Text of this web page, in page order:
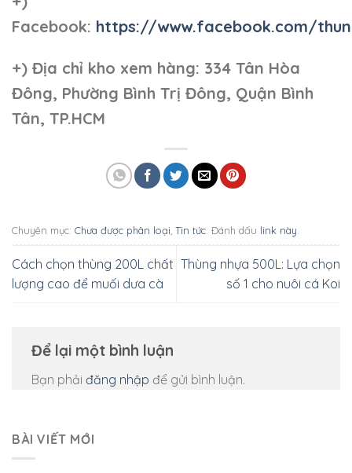
Facebook: https://www.facebook.com/
+) Địa chỉ kho xem hàng: 334 Tân Hòa
Đông, Phường Bình Trị Đông, Quận Bình
Tân, TP.HCM
Chuyên mục: Chưa được phân loại, Tin tức. Đánh dấu link này.
Cách chọn thùng 200L chất
lượng cao để muối dưa cà
Thùng nhựa 500L: Lựa chọn
số 1 cho nuôi cá Koi
Để lại một bình luận
Bạn phải đăng nhập để gửi bình luận.
BÀI VIẾT MỚI